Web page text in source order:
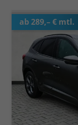
ab 289,– € mtl.